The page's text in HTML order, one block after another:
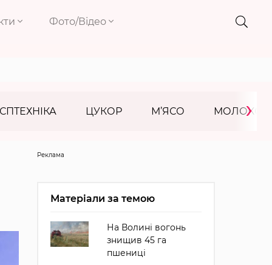
Фото/Відео
ЦУКОР М’ЯСО МОЛОКО
›
Реклама
Матеріали за темою
На Волині вогонь
знищив 45 га
пшениці